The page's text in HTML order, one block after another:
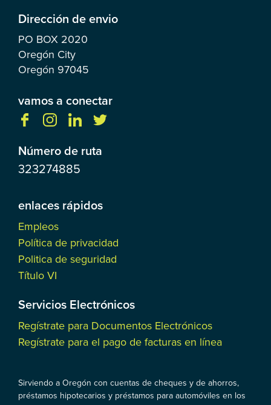
Dirección de envio
PO BOX 2020
Oregón City
Oregón 97045
vamos a conectar
Número de ruta
323274885
enlaces rápidos
Empleos
Política de privacidad
Politica de seguridad
Título VI
Servicios Electrónicos
Regístrate para Documentos Electrónicos
Regístrate para el pago de facturas en línea
Sirviendo a Oregón con cuentas de cheques y de ahorros,
préstamos hipotecarios y préstamos para automóviles en los